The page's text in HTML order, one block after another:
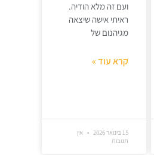
ועם זה מלא הודיה.
ראיתי אישה שיצאה
מגיהנום של
קרא עוד »
15 בינואר 2026
אין
תגובות